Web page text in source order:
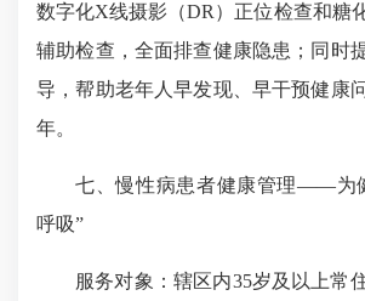
数字化X线摄影（DR）正位检查和糖
辅助检查，全面排查健康隐患；同时
导，帮助老年人早发现、早干预健康
年。
七、慢性病患者健康管理——为
呼吸”
服务对象：辖区内35岁及以上常